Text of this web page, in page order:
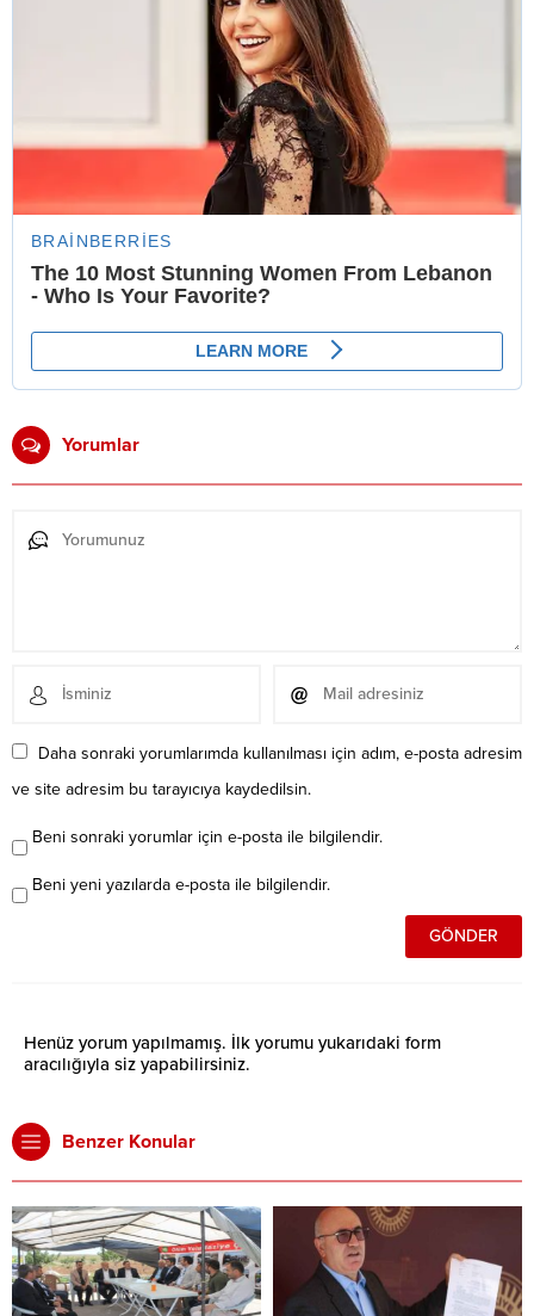
Yorumlar
Daha sonraki yorumlarımda kullanılması için adım, e-posta adresim
ve site adresim bu tarayıcıya kaydedilsin.
Beni sonraki yorumlar için e-posta ile bilgilendir.
Beni yeni yazılarda e-posta ile bilgilendir.
Henüz yorum yapılmamış. İlk yorumu yukarıdaki form
aracılığıyla siz yapabilirsiniz.
Benzer Konular